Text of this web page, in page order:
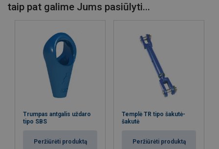
Pastaba:
taip pat galime Jums pasiūlyti...
Trumpas antgalis uždaro
tipo SBS
Peržiūrėti produktą
Templė TR tipo šakutė-
šakutė
Peržiūrėti produktą